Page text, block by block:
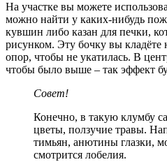
На участке вы можете
можно найти у каких-нибудь
кувшин либо казан для печки,
рисунком. Эту бочку вы кладёте
опор, чтобы не укатилась. В
чтобы было выше – так эффект
Совет!
Конечно, в такую клумбу
цветы, ползучие травы.
тимьян, анютины глазки,
смотрится лобелия.